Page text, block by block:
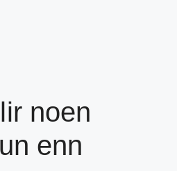
noen
enn